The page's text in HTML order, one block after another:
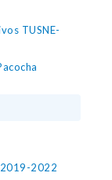
TUSNE-
2022